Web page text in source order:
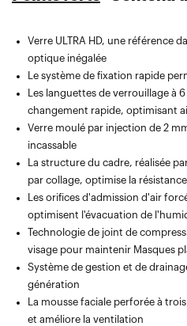
Verre ULTRA HD, une référence
optique inégalée
Le système de fixation rapide
Les languettes de verrouillage à
changement rapide, optimisant
Verre moulé par injection de 2
incassable
La structure du cadre, réalisée
par collage, optimise la
Les orifices d'admission d'air
optimisent l'évacuation de
Technologie de joint de
visage pour maintenir Masques
Système de gestion et de
génération
La mousse faciale perforée à
et améliore la ventilation